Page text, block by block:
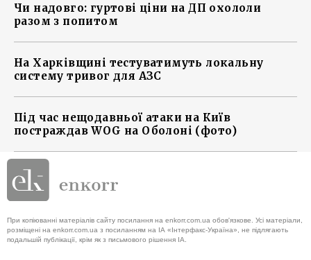
Чи надовго: гуртові ціни на ДП охололи
разом з попитом
На Харківщині тестуватимуть локальну
систему тривог для АЗС
Під час нещодавньої атаки на Київ
постраждав WOG на Оболоні (фото)
При копіюванні матеріалів сайту посилання на enkorr.com.ua обов'язкове. Усі матеріали,
розміщені на enkorr.com.ua з посиланням на ІА «Інтерфакс-Україна», не підлягають
подальшій публікації, крім як з письмового рішення ІА.